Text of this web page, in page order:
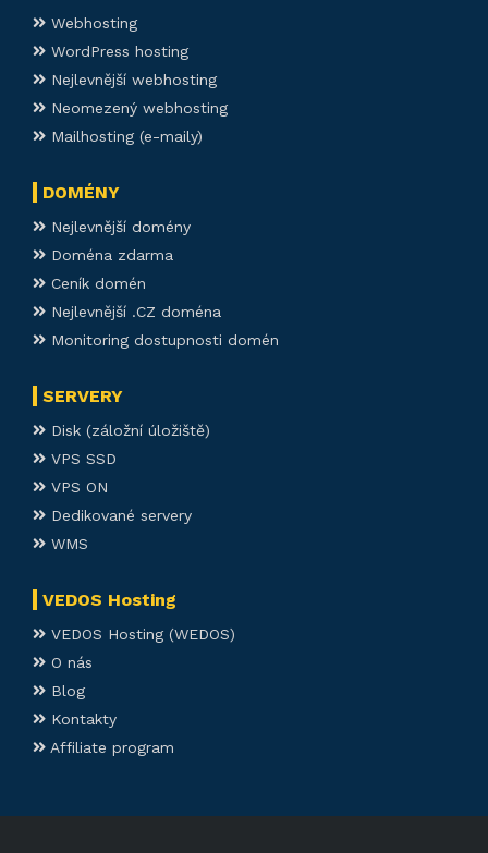
Webhosting
WordPress hosting
Nejlevnější webhosting
Neomezený webhosting
Mailhosting (e-maily)
DOMÉNY
Nejlevnější domény
Doména zdarma
Ceník domén
Nejlevnější .CZ doména
Monitoring dostupnosti domén
SERVERY
Disk (záložní úložiště)
VPS SSD
VPS ON
Dedikované servery
WMS
VEDOS Hosting
VEDOS Hosting (WEDOS)
O nás
Blog
Kontakty
Affiliate program